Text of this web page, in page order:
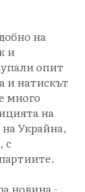
на
и
опит
и натискът
много
на
Украйна,
с